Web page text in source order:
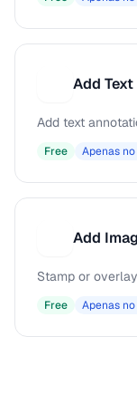
Add
Add text
Free Apenas
Add
Stamp or
Free Apenas